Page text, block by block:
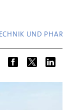
UND